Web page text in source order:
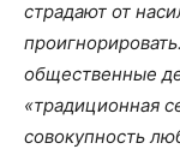
страдают от
общественные
«традиционная
совокупность